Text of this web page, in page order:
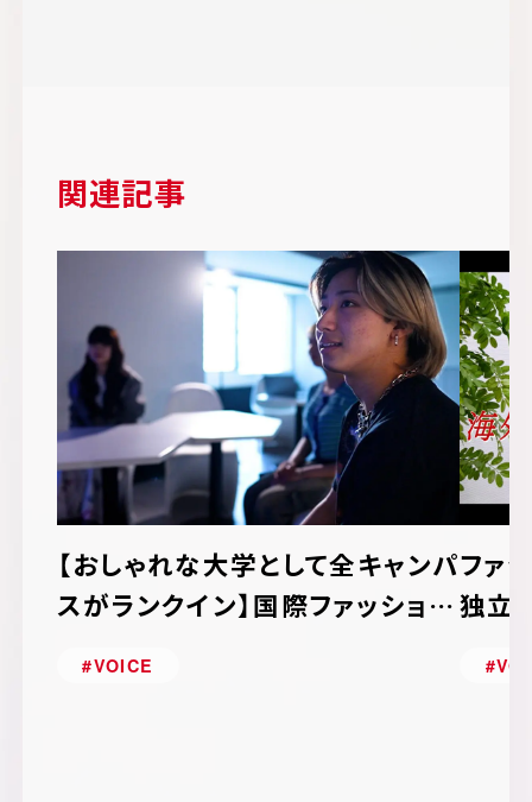
関連記事
【おしゃれな大学として全キャンパ
スがランクイン】国際ファッション
#VOICE
ファ
独立